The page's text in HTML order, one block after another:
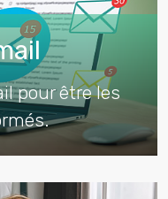
pour être les